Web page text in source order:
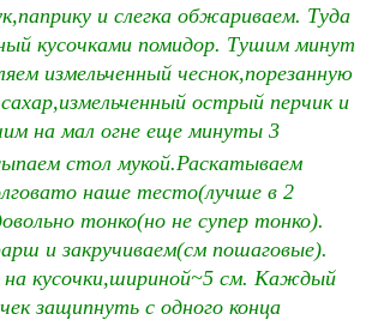
и слегка обжариваем. Туда
кусочками помидор. Тушим минут
измельченный чеснок,порезанную
острый перчик и
на мал огне еще минуты 3
стол мукой.Раскатываем
наше тесто(лучше в 2
тонко(но не супер тонко).
и закручиваем(см пошаговые).
на кусочки,шириной~5 см. Каждый
защипнуть с одного конца